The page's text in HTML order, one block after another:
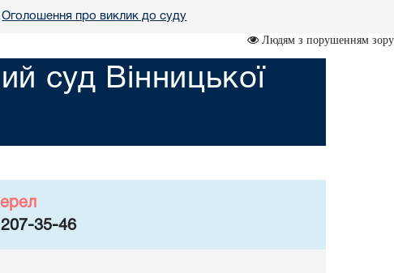
Оголошення про виклик до суду
Людям з порушенням зору
суд Вінницької
207-35-46